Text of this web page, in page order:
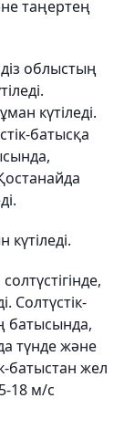
таңертең
облыстың
күтіледі.
батысқа
Солтүстік-
батысында,
түнде және
батыстан жел
18 м/с